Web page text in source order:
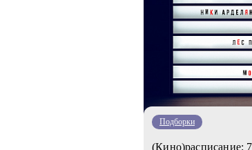
Подборки
(Кино)расписание: